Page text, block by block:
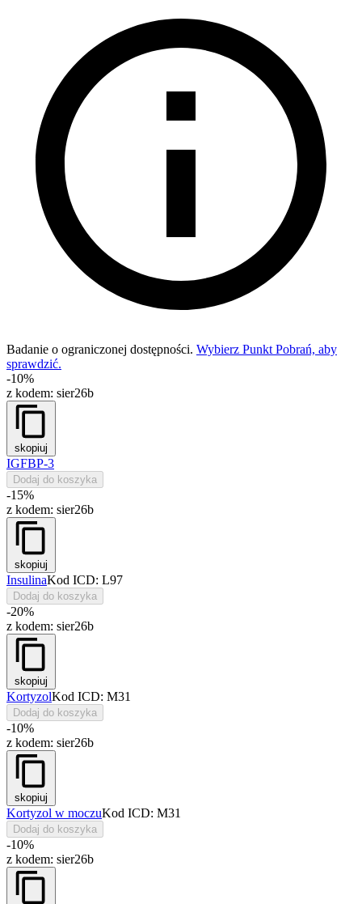
Badanie o ograniczonej dostępności. Wybierz Punkt Pobrań, aby
sprawdzić.
-10%
z kodem: sier26b
skopiuj
IGFBP-3
Dodaj do koszyka
-15%
z kodem: sier26b
skopiuj
InsulinaKod ICD: L97
Dodaj do koszyka
-20%
z kodem: sier26b
skopiuj
KortyzolKod ICD: M31
Dodaj do koszyka
-10%
z kodem: sier26b
skopiuj
Kortyzol w moczuKod ICD: M31
Dodaj do koszyka
-10%
z kodem: sier26b